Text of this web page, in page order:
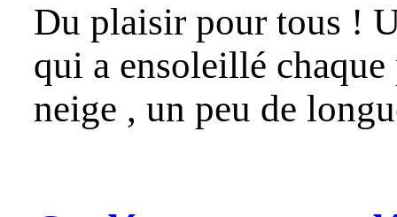
Du plaisir pour tous !
qui a ensoleillé
neige , un peu de